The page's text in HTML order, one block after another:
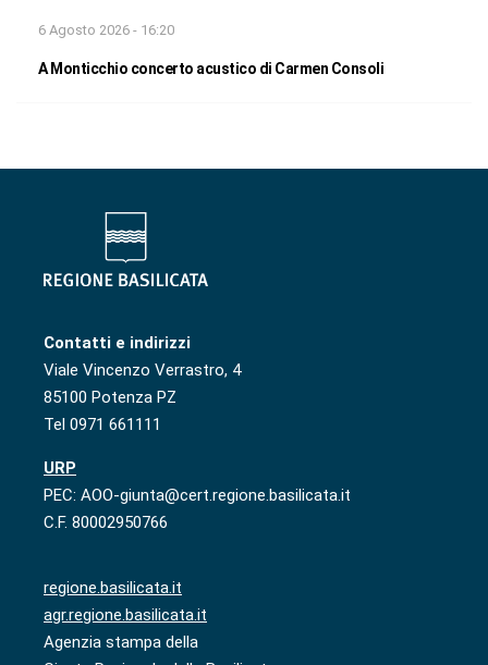
6 Agosto 2026 - 16:20
A Monticchio concerto acustico di Carmen Consoli
Contatti e indirizzi
Viale Vincenzo Verrastro, 4
85100 Potenza PZ
Tel 0971 661111
URP
PEC: AOO-giunta@cert.regione.basilicata.it
C.F. 80002950766
regione.basilicata.it
agr.regione.basilicata.it
Agenzia stampa della